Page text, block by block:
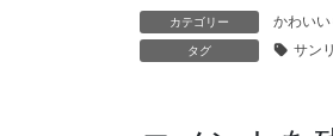
カテゴリー かわい
タグ サン